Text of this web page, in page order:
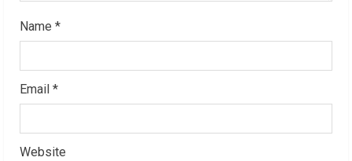
Name *
Email *
Website